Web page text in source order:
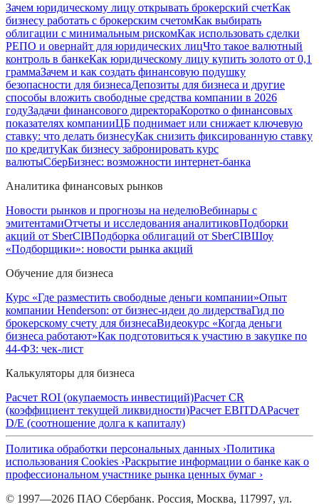
Зачем юридическому лицу открывать брокерский счетКак
бизнесу работать с брокерским счетомКак выбирать
облигации с минимальным рискомКак использовать сделки
РЕПО и овернайт для юридических лицЧто такое валютный
контроль в банкеКак юридическому лицу купить золото от 0,1
граммаЗачем и как создать финансовую подушку
безопасности для бизнесаДепозиты для бизнеса и другие
способы вложить свободные средства компании в 2026
годуЗадачи финансового директораКоротко о финансовых
показателях компанииЦБ поднимает или снижает ключевую
ставку: что делать бизнесуКак снизить фиксированную ставку
по кредитуКак бизнесу забронировать курс
валютыСберБизнес: возможности интернет-банка
Аналитика финансовых рынков
Новости рынков и прогнозы на неделюВебинары с
эмитентамиОтчеты и исследования аналитиковПодборки
акций от SberCIBПодборка облигаций от SberCIBШоу
«Подборщики»: новости рынка акций
Обучение для бизнеса
Курс «Где разместить свободные деньги компании»Опыт
компании Henderson: от бизнес-идеи до лидерстваГид по
брокерскому счету для бизнесаВидеокурс «Когда деньги
бизнеса работают»Как подготовиться к участию в закупке по
44-ФЗ: чек-лист
Калькуляторы для бизнеса
Расчет ROI (окупаемость инвестиций)Расчет CR
(коэффициент текущей ликвидности)Расчет EBITDAРасчет
D/E (соотношение долга к капиталу)
Политика обработки персональных данных ›Политика
использования Cookies ›Раскрытие информации о банке как о
профессиональном участнике рынка ценных бумаг ›
© 1997—2026 ПАО Сбербанк. Россия, Москва, 117997, ул.